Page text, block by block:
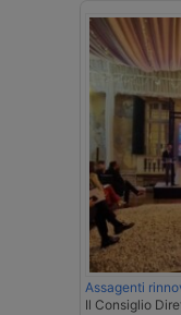
Assagenti
Il Consiglio